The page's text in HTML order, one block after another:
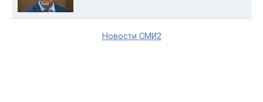
Новости СМИ2